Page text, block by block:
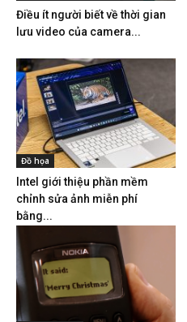
Điều ít người biết về thời gian
lưu video của camera...
Đồ họa
Intel giới thiệu phần mềm
chỉnh sửa ảnh miễn phí
bằng...